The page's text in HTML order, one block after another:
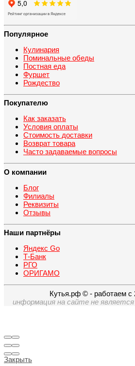
Популярное
Кулинария
Поминальные обеды
Постная еда
Фуршет
Рождество
Покупателю
Как заказать
Условия оплаты
Стоимость доставки
Возврат товара
Часто задаваемые вопросы
О компании
Блог
Филиалы
Реквизиты
Отзывы
Наши партнёры
Яндекс Go
Т-Банк
РГО
ОРИГАМО
Кутья.рф © - работаем с
информация на сайте не
Закрыть